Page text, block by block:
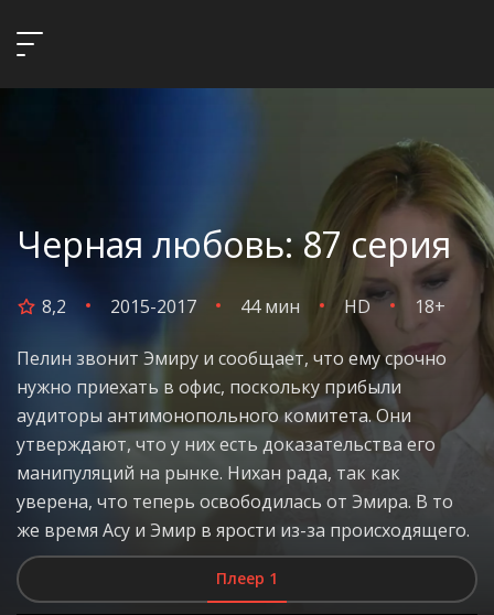
Черная любовь: 87 серия
8,2 2015-2017 44 мин HD 18+
Пелин звонит Эмиру и сообщает, что ему срочно
нужно приехать в офис, поскольку прибыли
аудиторы антимонопольного комитета. Они
утверждают, что у них есть доказательства его
манипуляций на рынке. Нихан рада, так как
уверена, что теперь освободилась от Эмира. В то
же время Асу и Эмир в ярости из-за происходящего.
Плеер 1